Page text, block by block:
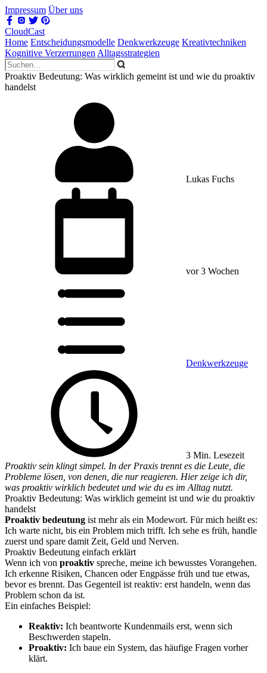
Impressum Über uns
CloudCast
Home Entscheidungsmodelle Denkwerkzeuge Kreativtechniken
Kognitive Verzerrungen Alltagsstrategien
Proaktiv Bedeutung: Was wirklich gemeint ist und wie du proaktiv
handelst
Lukas Fuchs
vor 3 Wochen
Denkwerkzeuge
3 Min. Lesezeit
Proaktiv sein klingt simpel. In der Praxis trennt es die Leute, die
Probleme lösen, von denen, die nur reagieren. Hier zeige ich dir,
was proaktiv wirklich bedeutet und wie du es im Alltag nutzt.
Proaktiv Bedeutung: Was wirklich gemeint ist und wie du proaktiv
handelst
Proaktiv bedeutung ist mehr als ein Modewort. Für mich heißt es:
Ich warte nicht, bis ein Problem mich trifft. Ich sehe es früh, handle
zuerst und spare damit Zeit, Geld und Nerven.
Proaktiv Bedeutung einfach erklärt
Wenn ich von proaktiv spreche, meine ich bewusstes Vorangehen.
Ich erkenne Risiken, Chancen oder Engpässe früh und tue etwas,
bevor es brennt. Das Gegenteil ist reaktiv: erst handeln, wenn das
Problem schon da ist.
Ein einfaches Beispiel:
Reaktiv: Ich beantworte Kundenmails erst, wenn sich
Beschwerden stapeln.
Proaktiv: Ich baue ein System, das häufige Fragen vorher
klärt.